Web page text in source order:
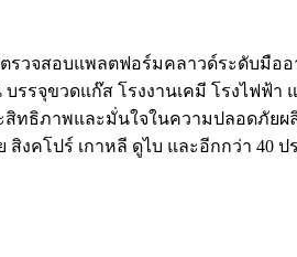
ร์ตรวจสอบแพลตฟอร์มคลาวด์ระดับมื
รรจุขวดแก๊ส โรงงานเคมี โรงไฟฟ้า
ทธิภาพและมั่นใจในความปลอดภัย
คโปร์ เกาหลี ดูไบ และอีกกว่า 40 ป